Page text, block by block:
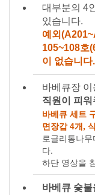
대부분의 4
있습니다.
예외
105~108호
이 없습니다.
바베큐장 이
직원이 피워
바베큐 세트
면장갑 4개,
로글리통나
다.
하단 영상을
바베큐 숯